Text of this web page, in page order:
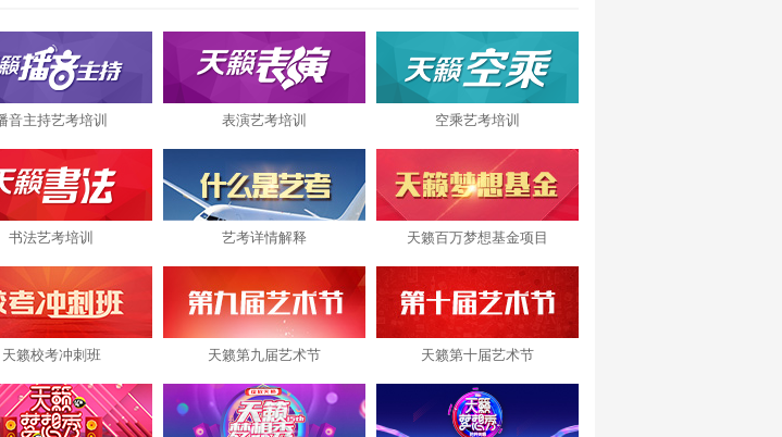
音主持艺考培训 表演艺考培训 空乘艺考培训
书法艺考培训 艺考详情解释 天籁百万梦想基金项目
天籁校考冲刺班 天籁第九届艺术节 天籁第十届艺术节